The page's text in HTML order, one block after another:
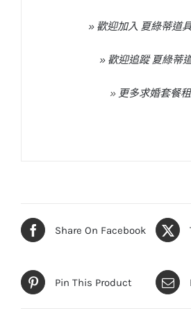
» 歡迎加入 夏綠蒂道
» 歡迎追蹤 夏綠蒂
» 更多求婚套餐
Share On Facebook
Pin This Product